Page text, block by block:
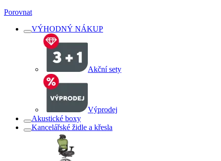
Porovnat
VÝHODNÝ NÁKUP
Akční sety
Výprodej
Akustické boxy
Kancelářské židle a křesla